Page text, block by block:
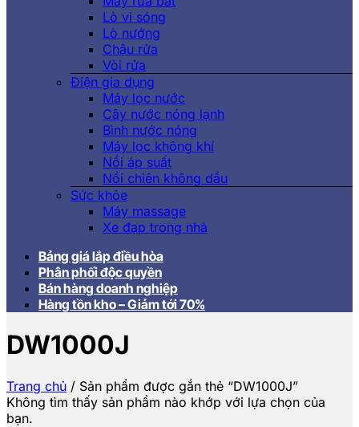
Lò vi sóng
Lò nướng
Chậu rửa
Vòi rửa
Điện gia dụng
Máy lọc nước
Cây nước nóng lạnh
Bình nước nóng
Máy lọc không khí
Nồi áp suất
Nồi chiên không dầu
Sức khỏe
Máy massage
Xe đạp trong nhà
Bảng giá lắp điều hòa
Phân phối độc quyền
Bán hàng doanh nghiệp
Hàng tồn kho – Giảm tới 70%
DW1000J
Trang chủ / Sản phẩm được gắn thẻ “DW1000J”
Không tìm thấy sản phẩm nào khớp với lựa chọn của
bạn.